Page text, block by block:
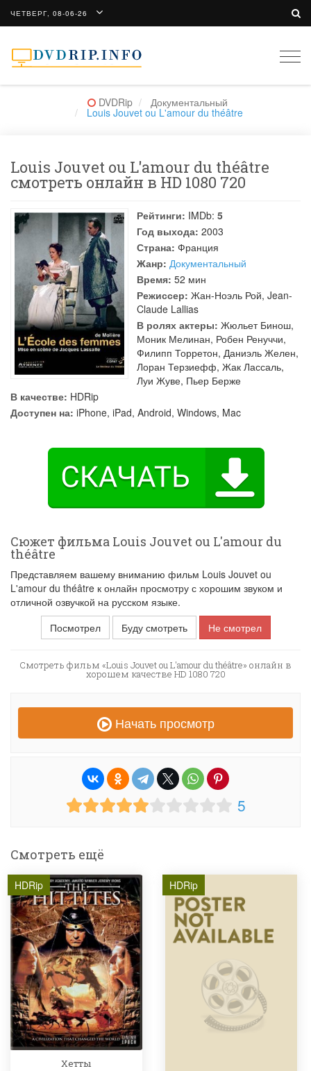
ЧЕТВЕРГ, 08-06-26
DVDRip Документальный
Louis Jouvet ou L'amour du théâtre
Louis Jouvet ou L'amour du théâtre
смотреть онлайн в HD 1080 720
Рейтинги: IMDb: 5
Год выхода: 2003
Страна: Франция
Жанр: Документальный
Время: 52 мин
Режиссер: Жан-Ноэль Рой, Jean-
Claude Lallias
В ролях актеры: Жюльет Бинош,
Моник Мелинан, Робен Ренуччи,
Филипп Торретон, Даниэль Желен,
Лоран Терзиефф, Жак Лассаль,
Луи Жуве, Пьер Берже
В качестве: HDRip
Доступен на: iPhone, iPad, Android, Windows, Mac
Сюжет фильма Louis Jouvet ou L'amour du
théâtre
Представляем вашему вниманию фильм Louis Jouvet ou
L'amour du théâtre к онлайн просмотру с хорошим звуком и
отличной озвучкой на русском языке.
Посмотрел
Буду смотреть Не смотрел
Смотреть фильм «Louis Jouvet ou L'amour du théâtre» онлайн в
хорошем качестве HD 1080 720
Начать просмотр
5
Смотреть ещё
HDRip
Хетты
HDRip